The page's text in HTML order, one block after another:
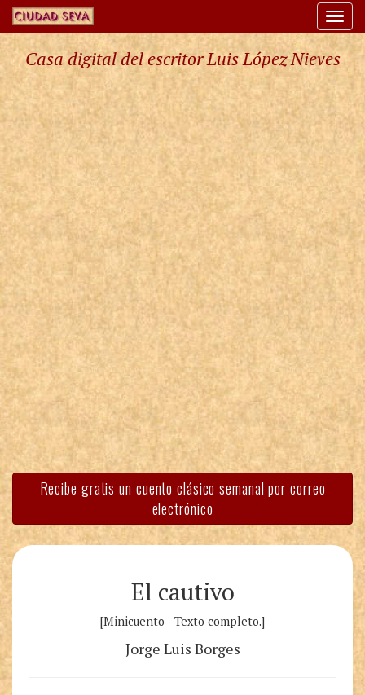
Casa digital del escritor Luis López Nieves
Recibe gratis un cuento clásico semanal por correo
electrónico
El cautivo
[Minicuento - Texto completo.]
Jorge Luis Borges